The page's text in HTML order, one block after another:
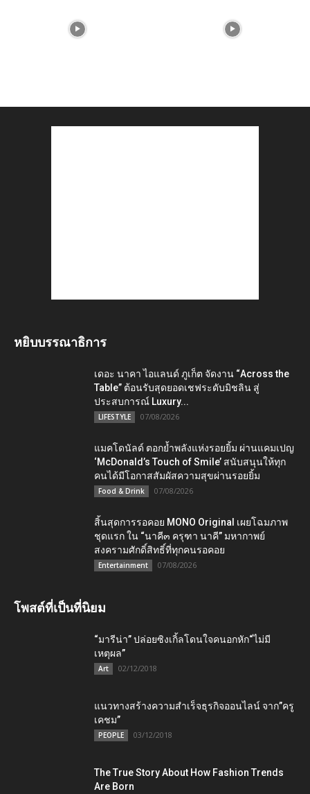
หยิบบรรณาธิการ
เดอะ นาคา ไอแลนด์ ภูเก็ต จัดงาน “Across the
Table” ต้อนรับสุดยอดเชฟระดับมิชลิน สู่
ประสบการณ์ Luxury...
LIFESTYLE 07/08/2026
แมคโดนัลด์ ตอกย้ำพลังแห่งรอยยิ้ม ผ่านแคมเปญ
‘McDonald’s Touch of Smile’ สนับสนุนให้ทุก
คนได้มีโอกาสสัมผัสความสุขผ่านรอยยิ้ม
Food & Drink 07/08/2026
สิ้นสุดการรอคอย MONO Original เผยโฉมภาพ
ชุดแรก ใน “นาคี๓ ครุฑา นาคี” มหากาพย์
สงครามศักดิ์สิทธิ์ที่ทุกคนรอคอย
Entertainment 07/08/2026
โพสต์ที่เป็นที่นิยม
“มารีน่า” ปล่อยซิงเกิ้ลโดนใจคนอกหัก“ไม่มี
เหตุผล”
Art 02/12/2018
แนวทางสร้างความสำเร็จธุรกิจออนไลน์ จาก”ครู
เคชม”
PEOPLE 03/12/2018
The True Story About How Fashion Trends
Are Born